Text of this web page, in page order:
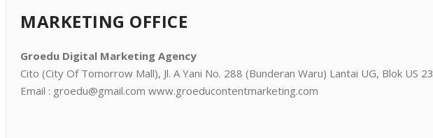
MARKETING OFFICE
Groedu Digital Marketing Agency
Cito (City Of Tomorrow Mall), Jl. A Yani No. 288 (Bunderan Waru) Lantai UG, Blok
Email : groedu@gmail.com www.groeducontentmarketing.com